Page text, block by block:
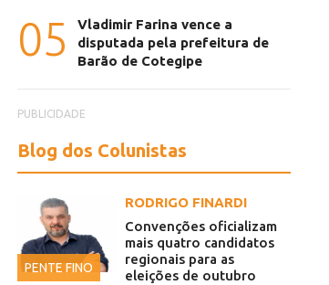
05
Vladimir Farina vence a
disputada pela prefeitura de
Barão de Cotegipe
PUBLICIDADE
Blog dos Colunistas
PENTE FINO
RODRIGO FINARDI
Convenções oficializam
mais quatro candidatos
regionais para as
eleições de outubro